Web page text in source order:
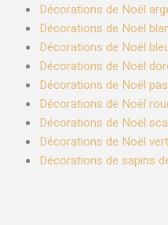
Décorations de Noël
Décorations de Noël
Décorations de Noël
Décorations de Noël
Décorations de Noël
Décorations de Noël
Décorations de Noël
Décorations de Noël
Décorations de sapins